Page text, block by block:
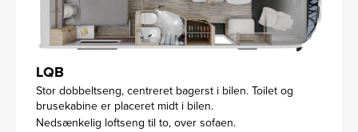
LQB
Stor dobbeltseng, centreret bagerst i bilen. Toilet og
brusekabine er placeret midt i bilen.
Nedsænkelig loftseng til to, over sofaen.